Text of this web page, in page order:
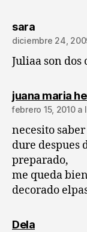
saradice:
diciembre 24,
Juliaa son dos
juana maria
febrero 15, 2010 a
necesito
dure despues
preparado,
me queda
decorado
Deladice: